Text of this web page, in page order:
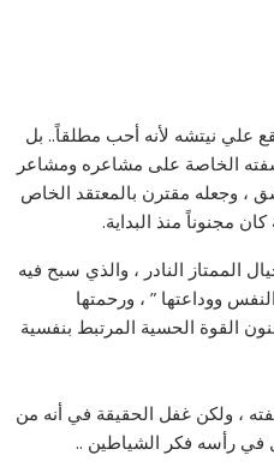
علي نيتشه لأنه أحب مطلقاً.. بل
الخاصة على مشاعره ومشاعر
، وجعله مقترن بالمعتقد الخاص
مجنوناً منذ البداية.
الممتاز النادر ، والذي سبح فيه
ووداعتها ” ، ورحمتها
القوة الحسية المرتبط بنفسية
، ولكن غفل الحقيقة في أنه من
في رأسه فكر الشياطين ..